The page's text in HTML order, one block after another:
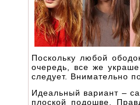
Поскольку любой
очередь, все же
следует. Внимательно
Идеальный вариант –
плоской подошве.